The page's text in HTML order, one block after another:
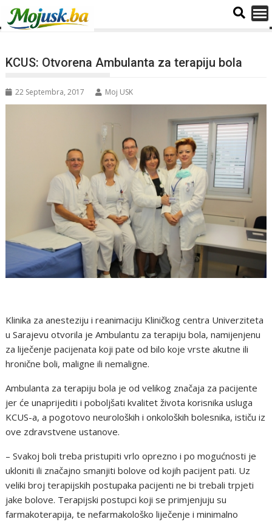
KCUS: Otvorena Ambulanta za terapiju bola
22 Septembra, 2017 Moj USK
Klinika za anesteziju i reanimaciju Kliničkog centra Univerziteta
u Sarajevu otvorila je Ambulantu za terapiju bola, namijenjenu
za liječenje pacijenata koji pate od bilo koje vrste akutne ili
hronične boli, maligne ili nemaligne.
Ambulanta za terapiju bola je od velikog značaja za pacijente
jer će unaprijediti i poboljšati kvalitet života korisnika usluga
KCUS-a, a pogotovo neuroloških i onkoloških bolesnika, ističu iz
ove zdravstvene ustanove.
– Svakoj boli treba pristupiti vrlo oprezno i po mogućnosti je
ukloniti ili značajno smanjiti bolove od kojih pacijent pati. Uz
veliki broj terapijskih postupaka pacijenti ne bi trebali trpjeti
jake bolove. Terapijski postupci koji se primjenjuju su
farmakoterapija, te nefarmakološko liječenje i minimalno